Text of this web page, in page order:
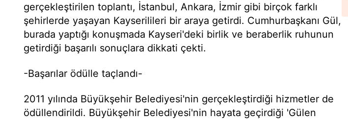
gerçekleştirilen toplantı, İstanbul, Ankara, İzmir gibi birçok farklı
şehirlerde yaşayan Kayserilileri bir araya getirdi. Cumhurbaşkanı Gül,
burada yaptığı konuşmada Kayseri'deki birlik ve beraberlik ruhunun
getirdiği başarılı sonuçlara dikkati çekti.
-Başarılar ödülle taçlandı-
2011 yılında Büyükşehir Belediyesi'nin gerçekleştirdiği hizmetler de
ödüllendirildi. Büyükşehir Belediyesi'nin hayata geçirdiği 'Gülen